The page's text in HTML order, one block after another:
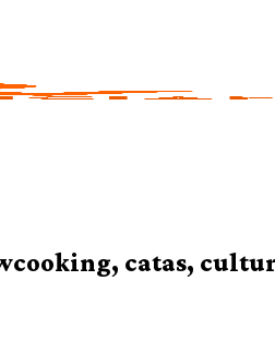
catas,